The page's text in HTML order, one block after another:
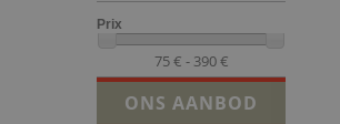
Prix
75 € - 390 €
ONS AANBOD